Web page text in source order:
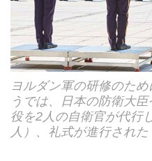
ヨルダン軍の研修のた
うでは、日本の防衛大
役を2人の自衛官が代行
人）、礼式が進行された